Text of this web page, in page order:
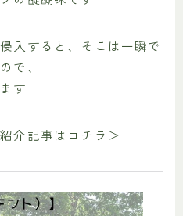
入すると、そこは一瞬で
で、
す
介記事はコチラ＞